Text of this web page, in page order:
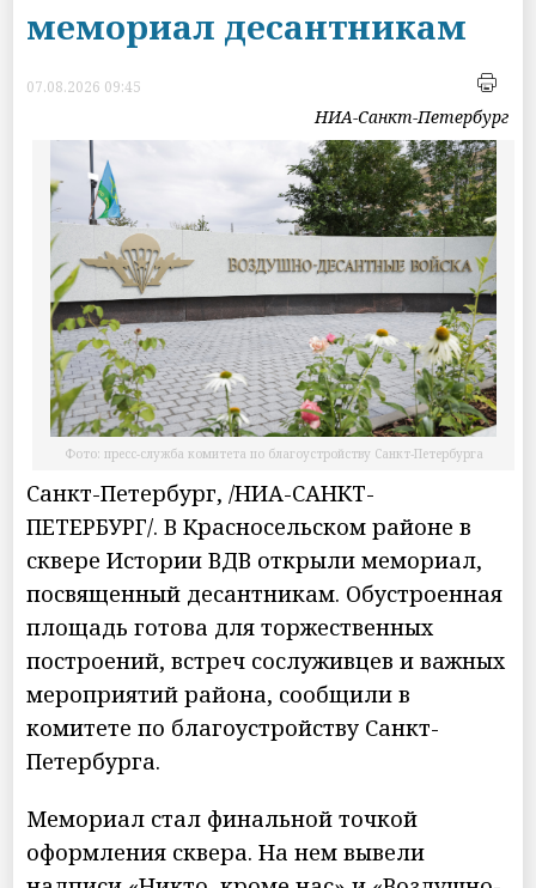
мемориал десантникам
07.08.2026 09:45
НИА-Санкт-Петербург
Фото: пресс-служба комитета по благоустройству Санкт‑Петербурга
Санкт-Петербург, /НИА-САНКТ-
ПЕТЕРБУРГ/. В Красносельском районе в
сквере Истории ВДВ открыли мемориал,
посвященный десантникам. Обустроенная
площадь готова для торжественных
построений, встреч сослуживцев и важных
мероприятий района, сообщили в
комитете по благоустройству Санкт-
Петербурга.
Мемориал стал финальной точкой
оформления сквера. На нем вывели